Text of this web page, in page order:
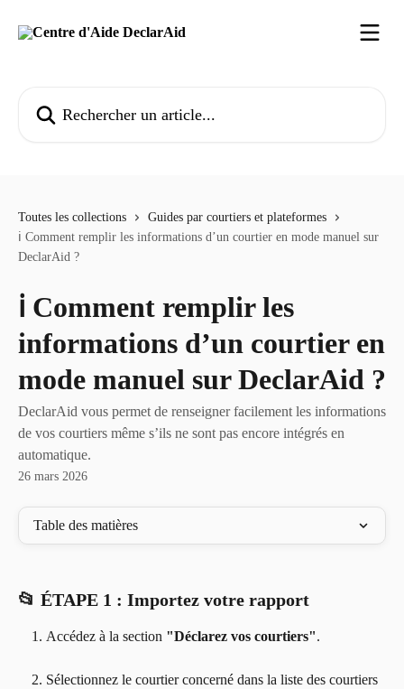
Toutes les collections
Guides par courtiers et plateformes
ℹ️ Comment remplir les informations d’un courtier en mode manuel sur
DeclarAid ?
ℹ️ Comment remplir les
informations d’un courtier en
mode manuel sur DeclarAid ?
DeclarAid vous permet de renseigner facilement les informations
de vos courtiers même s’ils ne sont pas encore intégrés en
automatique.
26 mars 2026
Table des matières
📂 ÉTAPE 1 : Importez votre rapport
Accédez à la section "Déclarez vos courtiers".
Sélectionnez le courtier concerné dans la liste des courtiers